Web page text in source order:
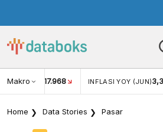
Makro
USD/IDR 17.968 INFLASI YOY (JUN)
Home Data Stories Pasar